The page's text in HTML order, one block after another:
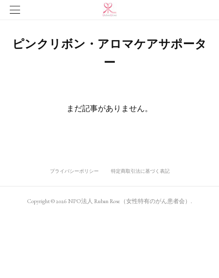
ピンクリボン・アロマケアサポータ
ー
まだ記事がありません。
プライバシーポリシー 特定商取引法に基づく表記
Copyright ©2026NPO法人 Ruban Rose（女性特有のがん患者会） .